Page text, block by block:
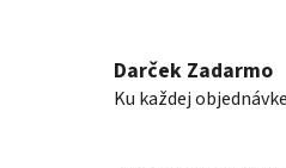
á
d
Darček Zadarmo
Ku každej objednávke